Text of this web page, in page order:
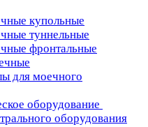
купольные
туннельные
фронтальные
для моечного
оборудование
оборудования